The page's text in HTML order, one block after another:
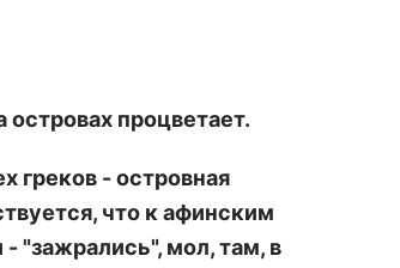
процветает.
греков - островная
что к афинским
"зажрались", мол, там, в